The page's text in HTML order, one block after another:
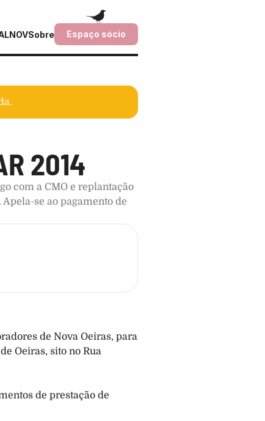
Sobre Espaço sócio
2014
com a CMO e replantação
se ao pagamento de
de Nova Oeiras, para
Oeiras, sito no Rua
de prestação de